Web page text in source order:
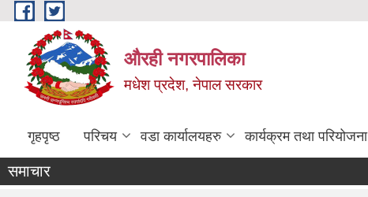
Skip to main content
औरही नगरपालिका
मधेश प्रदेश, नेपाल सरकार
गृहपृष्ठ परिचय वडा कार्यालयहरु कार्यक्रम तथा परियोजना
समाचार